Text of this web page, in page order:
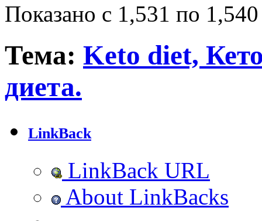
Показано с 1,531 по
Тема: Keto diet,
диета.
LinkBack
LinkBack URL
About LinkBacks